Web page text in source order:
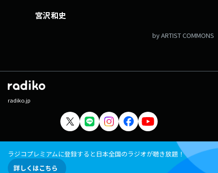
宮沢和史
by ARTIST COMMONS
radiko.jp
ラジコプレミアムに登録すると日本全国のラジオが聴き放題！
詳しくはこちら